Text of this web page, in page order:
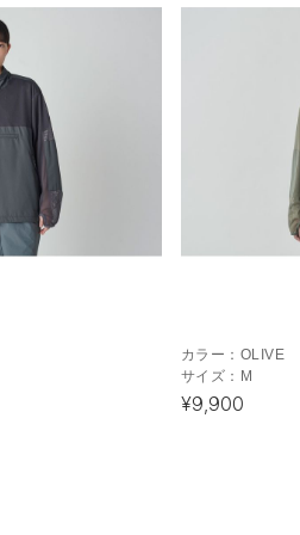
カラー： OLIVE
サイズ： M
¥9,900